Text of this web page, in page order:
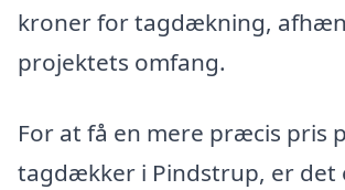
kroner for tagdækning,
projektets omfang.
For at få en mere præcis pris
tagdækker i Pindstrup, er det